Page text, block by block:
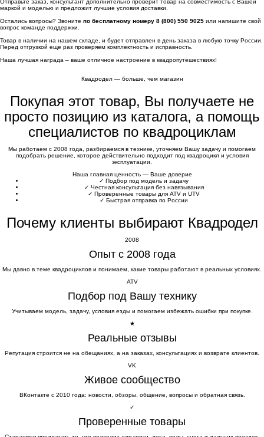
Отправьте заказ, консультант дополнительно проверит товар на совместимость с Вашей
маркой и моделью и предложит лучшие условия доставки.
Остались вопросы? Звоните по бесплатному номеру 8 (800) 550 9025 или напишите свой
вопрос команде поддержки.
Товар в наличии на нашем складе, и будет отправлен в день заказа в любую точку России.
Перед отгрузкой еще раз проверяем комплектность и исправность.
Наша лучшая награда – ваше отличное настроение в квадропутешествиях!
Квадродел — больше, чем магазин
Покупая этот товар, Вы получаете не
просто позицию из каталога, а помощь
специалистов по квадроциклам
Мы работаем с 2008 года, разбираемся в технике, уточняем Вашу задачу и помогаем
подобрать решение, которое действительно подходит под квадроцикл и условия
эксплуатации.
Наша главная ценность — Ваше доверие
✓ Подбор под модель и задачу
✓ Честная консультация без навязывания
✓ Проверенные товары для ATV и UTV
✓ Быстрая отправка по России
Почему клиенты выбирают Квадродел
2008
Опыт с 2008 года
Мы давно в теме квадроциклов и понимаем, какие товары работают в реальных условиях.
ATV
Подбор под Вашу технику
Учитываем модель, задачу, условия езды и помогаем избежать ошибки при покупке.
★
Реальные отзывы
Репутация строится не на обещаниях, а на заказах, консультациях и возврате клиентов.
VK
Живое сообщество
ВКонтакте с 2010 года: новости, обзоры, общение, вопросы и обратная связь.
✓
Проверенные товары